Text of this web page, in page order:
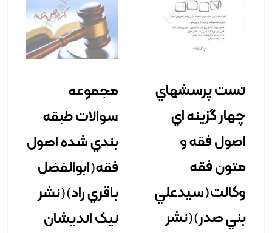
تست پرسشهاي
چهار گزينه اي
اصول فقه و
متون فقه
وکالت(سيدعلي
بني صدر)(نشر
مجموعه
سوالات طبقه
بندي شده اصول
فقه(ابوالفضل
باقري راد)(نشر
نيک انديشان